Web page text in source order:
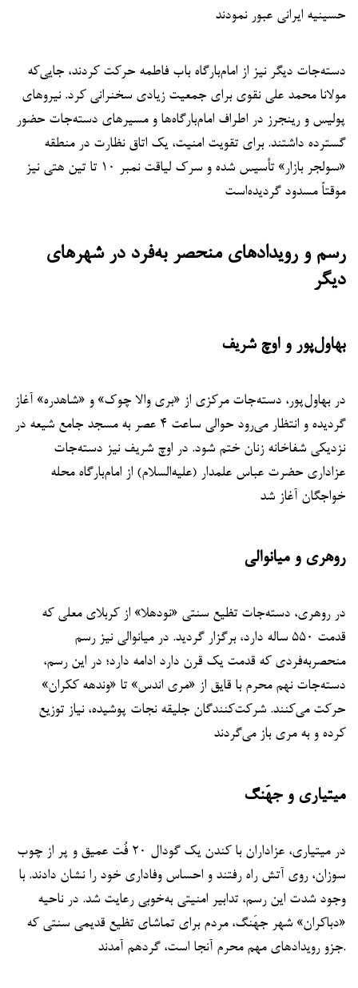
حسینیه ایرانی عبور نمودند
دسته‌جات دیگر نیز از امام‌بارگاه باب فاطمه حرکت کردند، جایی‌که
مولانا محمد علی نقوی برای جمعیت زیادی سخنرانی کرد. نیروهای
پولیس و رینجرز در اطراف امام‌بارگاه‌ها و مسیرهای دسته‌جات حضور
گسترده داشتند. برای تقویت امنیت، یک اتاق نظارت در منطقه
«سولجر بازار» تأسیس شده و سرک لیاقت نمبر ۱۰ تا تین هتی نیز
موقتاً مسدود گردیده‌است
رسم و رویدادهای منحصر به‌فرد در شهرهای
دیگر
بهاول‌پور و اوچ شریف
در بهاول‌پور، دسته‌جات مرکزی از «بری والا چوک» و «شاهدره» آغاز
گردیده و انتظار می‌رود حوالی ساعت ۴ عصر به مسجد جامع شیعه در
نزدیکی شفاخانه زنان ختم شود. در اوچ شریف نیز دسته‌جات
عزاداری حضرت عباس علمدار (علیه‌السلام) از امام‌بارگاه محله
خواجگان آغاز شد
روهری و میانوالی
در روهری، دسته‌جات تظیع سنتی «نودهلا» از کربلای معلی که
قدمت ۵۵۰ ساله دارد، برگزار گردید. در میانوالی نیز رسم
منحصربه‌فردی که قدمت یک قرن دارد ادامه دارد؛ در این رسم،
دسته‌جات نهم محرم با قایق از «مری اندس» تا «وندهه ککران»
حرکت می‌کنند. شرکت‌کنندگان جلیقه نجات پوشیده، نیاز توزیع
کرده و به مری باز می‌گردند
میتیاری و جهَنگ
در میتیاری، عزاداران با کندن یک گودال ۲۰ فُت عمیق و پر از چوب
سوزان، روی آتش راه رفتند و احساس وفاداری خود را نشان دادند. با
وجود شدت این رسم، تدابیر امنیتی به‌خوبی رعایت شد. در ناحیه
«دباکران» شهر جهَنگ، مردم برای تماشای تظیع قدیمی سنتی که
جزو رویدادهای مهم محرم آنجا است، گردهم آمدند.